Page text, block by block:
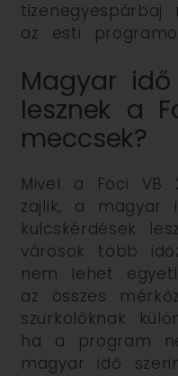
az esti
Magyar
lesznek a
meccsek?
Mivel a Foci VB
zajlik, a magyar
kulcskérdések
városok több
nem lehet
az összes
szurkolóknak
ha a program
magyar idő